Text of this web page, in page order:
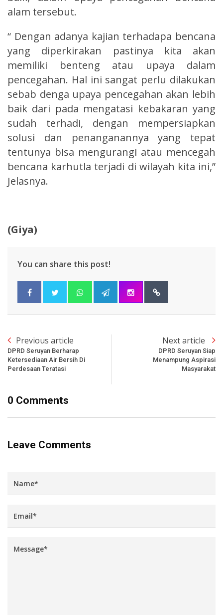
alam tersebut.
“ Dengan adanya kajian terhadapa bencana
yang diperkirakan pastinya kita akan
memiliki benteng atau upaya dalam
pencegahan. Hal ini sangat perlu dilakukan
sebab denga upaya pencegahan akan lebih
baik dari pada mengatasi kebakaran yang
sudah terhadi, dengan mempersiapkan
solusi dan penanganannya yang tepat
tentunya bisa mengurangi atau mencegah
bencana karhutla terjadi di wilayah kita ini,”
Jelasnya.
(Giya)
You can share this post!
Previous article
DPRD Seruyan Berharap
Ketersediaan Air Bersih Di
Perdesaan Teratasi
Next article
DPRD Seruyan Siap
Menampung Aspirasi
Masyarakat
0 Comments
Leave Comments